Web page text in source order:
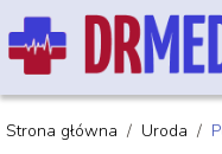
Strona główna / Uroda /